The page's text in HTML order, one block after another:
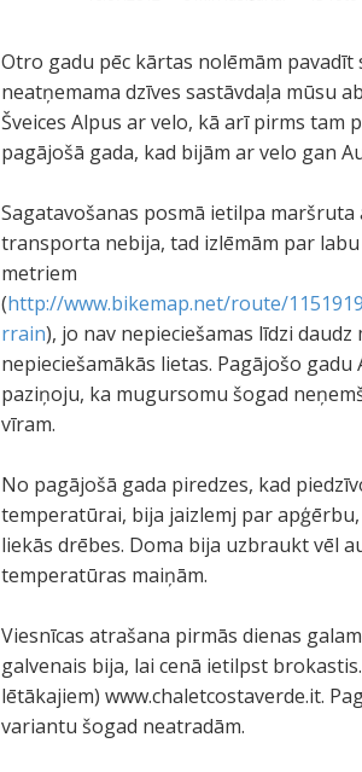
Otro gadu pēc kārtas nolēmām
neatņemama dzīves sastāvdaļa mūsu
Šveices Alpus ar velo, kā arī pirms tam
pagājošā gada, kad bijām ar velo gan
Sagatavošanas posmā ietilpa
transporta nebija, tad izlēmām par
metriem
(http://www.bikemap.net/route/
rrain), jo nav nepieciešamas līdzi
nepieciešamākās lietas. Pagājošo
paziņoju, ka mugursomu šogad
vīram.
No pagājošā gada piredzes, kad
temperatūrai, bija jaizlemj par
liekās drēbes. Doma bija uzbraukt vēl
temperatūras maiņām.
Viesnīcas atrašana pirmās dienas
galvenais bija, lai cenā ietilpst
lētākajiem) www.chaletcostaverde.it.
variantu šogad neatradām.